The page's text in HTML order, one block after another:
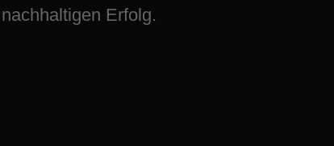
nachhaltigen Erfolg.